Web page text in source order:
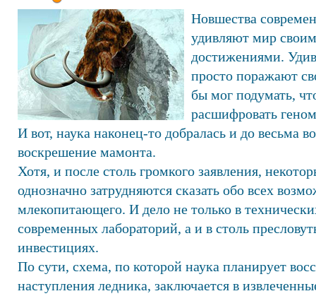
Новшества
удивляют мир
достижениями.
просто поражают
бы мог подумать,
расшифровать
И вот, наука наконец-то добралась и до весьма
воскрешение мамонта.
Хотя, и после столь громкого заявления,
однозначно затрудняются сказать обо всех
млекопитающего. И дело не только в
современных лабораторий, а и в столь
инвестициях.
По сути, схема, по которой наука планирует
наступления ледника, заключается в